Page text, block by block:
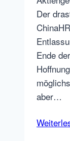
Der
Ende
aber…